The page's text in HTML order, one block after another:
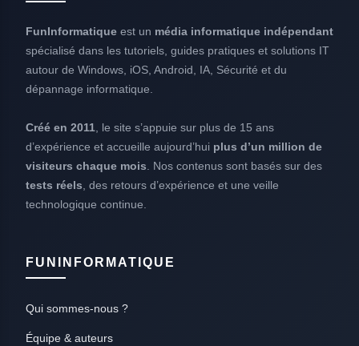
FunInformatique est un média informatique indépendant
spécialisé dans les tutoriels, guides pratiques et solutions IT
autour de Windows, iOS, Android, IA, Sécurité et du
dépannage informatique.
Créé en 2011 , le site s’appuie sur plus de 15 ans
d’expérience et accueille aujourd’hui plus d’un million de
visiteurs chaque mois . Nos contenus sont basés sur des
tests réels , des retours d’expérience et une veille
technologique continue.
FUNINFORMATIQUE
Qui sommes-nous ?
Équipe & auteurs